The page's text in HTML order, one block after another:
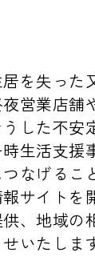
を失った
営業店舗
うした不安
時生活支援
つなげるこ
報サイトを
、地域の
せいたしま